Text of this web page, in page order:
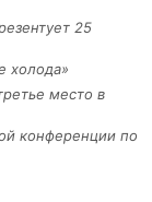
25
холода»
место в
конференции по